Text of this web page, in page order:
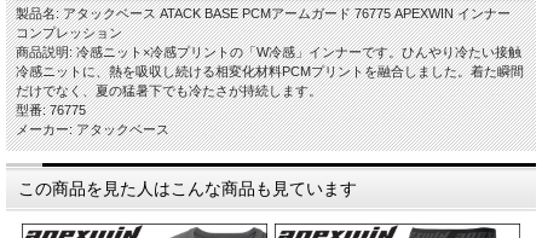
製品名: アタックベース ATACK BASE PCMアームガード 76775 APEXWIN インナー
コンプレッション
商品説明: 冷感ニット×冷感プリントの「W冷感」インナーです。ひんやり冷たい接触
冷感ニットに、熱を吸収し続ける相変化材料PCMプリントを融合しました。着た瞬間
だけでなく、夏の猛暑下でも冷たさが持続します。
型番: 76775
メーカー: アタックベース
この商品を見た人はこんな商品も見ています